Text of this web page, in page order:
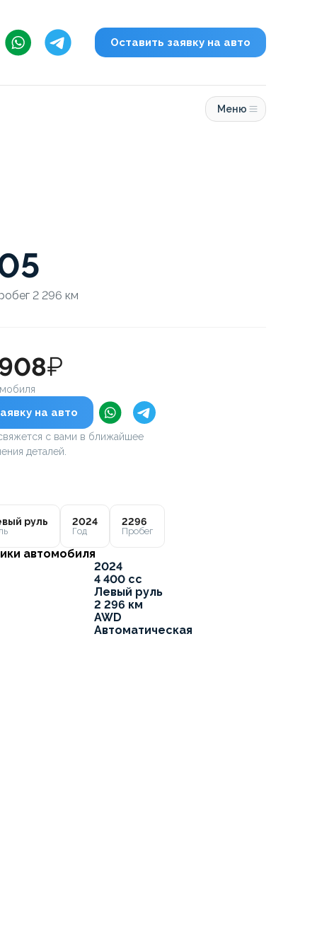
Оставить заявку на авто
Меню
2 296 км
₽
на авто
с вами в ближайшее
деталей.
руль 2024
Год
2296
Пробег
автомобиля
2024
4 400 cc
Левый руль
2 296 км
AWD
Автоматическая